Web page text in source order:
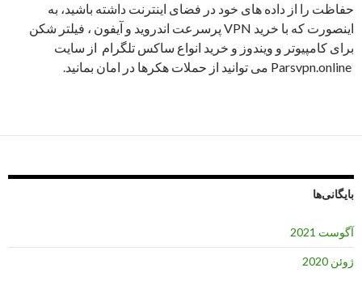
حفاظت را از داده های خود در فضای اینترنت داشته باشید، به
اینصورت که با خرید VPN پرسرعت اندروید و آیفون ، فیلتر شکن
برای کامپیوتر و ویندوز و خرید انواع ساکس تلگرام از سایت
بایگانی‌ها
آگوست 2021
ژوئن 2020